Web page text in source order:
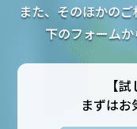
また、そのほかの
下のフォームか
【
まずはお